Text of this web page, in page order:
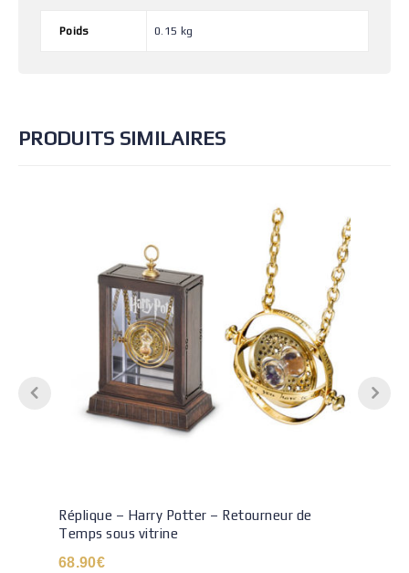
Poids 0.15 kg
PRODUITS SIMILAIRES
Réplique – Harry Potter – Retourneur de
Temps sous vitrine
68.90€